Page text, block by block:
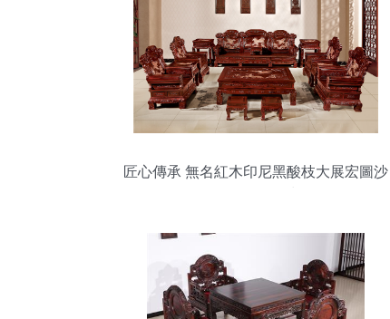
匠心傳承 無名紅木印尼黑酸枝大展宏圖沙